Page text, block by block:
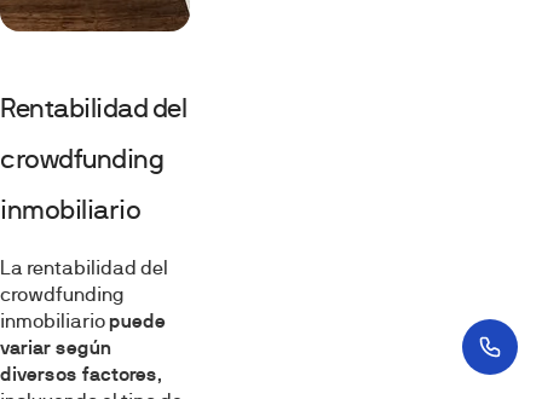
Rentabilidad del
crowdfunding
inmobiliario
La rentabilidad del
crowdfunding
inmobiliariopuede
variar según
diversos factores,